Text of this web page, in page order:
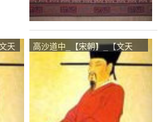
天
高沙道中_【宋朝】_【文天
祥】